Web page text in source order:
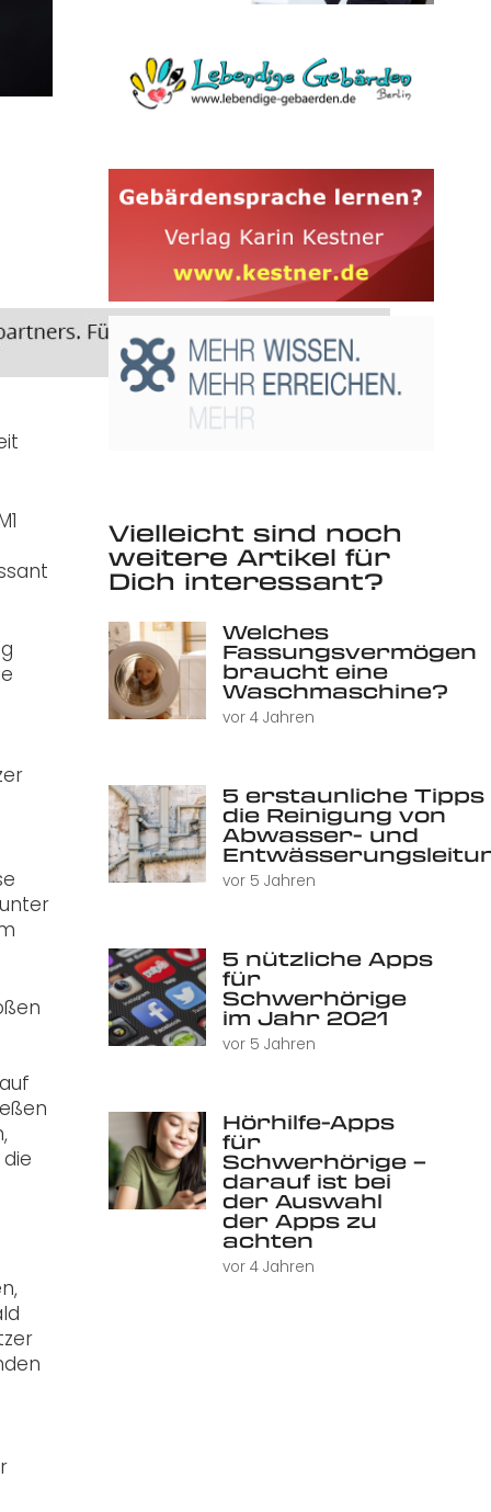
Vielleicht sind noch
weitere Artikel für
Dich interessant?
Welches
Fassungsvermögen
braucht eine
Waschmaschine?
vor 4 Jahren
5 erstaunliche
die Reinigung von
Abwasser- und
vor 5 Jahren
5 nützliche Apps
für
Schwerhörige
im Jahr 2021
vor 5 Jahren
Hörhilfe-Apps
für
Schwerhörige –
darauf ist bei
der Auswahl
der Apps zu
achten
vor 4 Jahren